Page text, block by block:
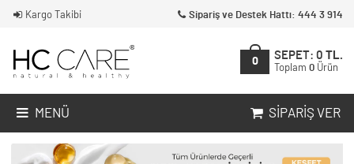
Kargo Takibi Sipariş ve Destek Hattı: 444 3 914
0
SEPET: 0 TL.
Toplam 0 Ürün
MENÜ SIPARIŞ VER